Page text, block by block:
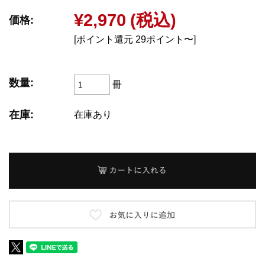
価格: ¥2,970 (税込)
[ポイント還元 29ポイント〜]
数量: 冊
在庫: 在庫あり